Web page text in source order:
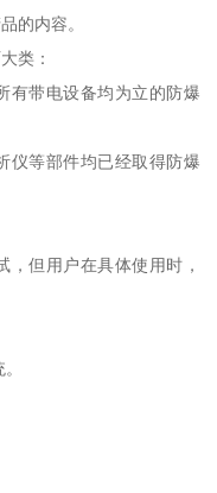
的内容。
类：
有带电设备均为立的防爆
仪等部件均已经取得防爆
但用户在具体使用时，